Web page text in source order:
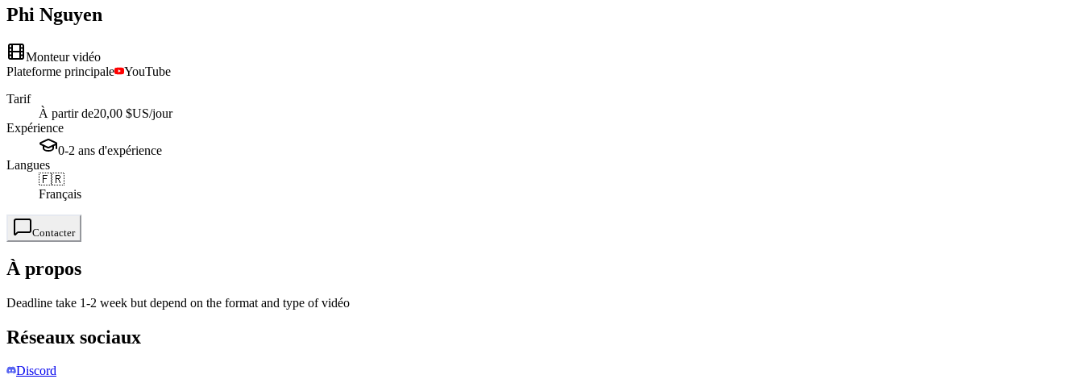
Phi Nguyen
Monteur vidéo
Plateforme principale
YouTube
Tarif
À partir de20,00 $US/jour
Expérience
0-2 ans d'expérience
Langues
🇫🇷
Français
Contacter
À propos
Deadline take 1-2 week but depend on the format and type of vidéo
Réseaux sociaux
Discord